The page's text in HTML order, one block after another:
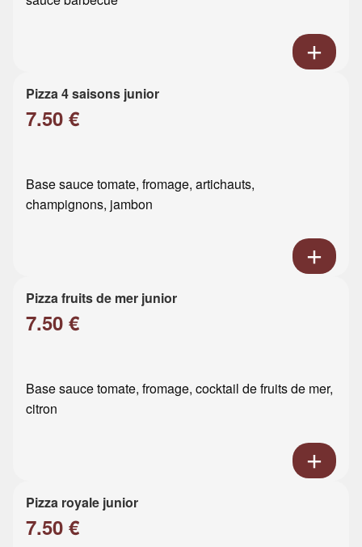
Pizza 4 saisons junior
7.50 €
Base sauce tomate, fromage, artichauts,
champignons, jambon
Pizza fruits de mer junior
7.50 €
Base sauce tomate, fromage, cocktail de fruits de mer,
citron
Pizza royale junior
7.50 €